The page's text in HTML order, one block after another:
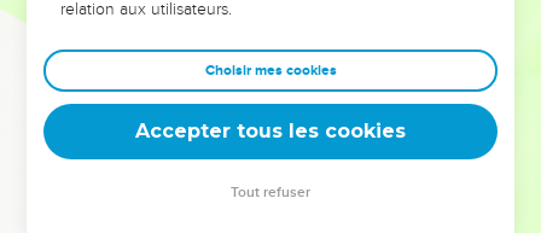
Dans cette conférence, leaders, entrepreneurs, et responsables
clés pour avancer avec plus de sagesse afin que leurs erreurs
deviennent vos tremplins. Que vous guidiez un ministère, une
équipe, un groupe ou une famille, leur expérience est faite
relation aux utilisateurs.
Choisir mes cookies
Accepter tous les cookies
Tout refuser